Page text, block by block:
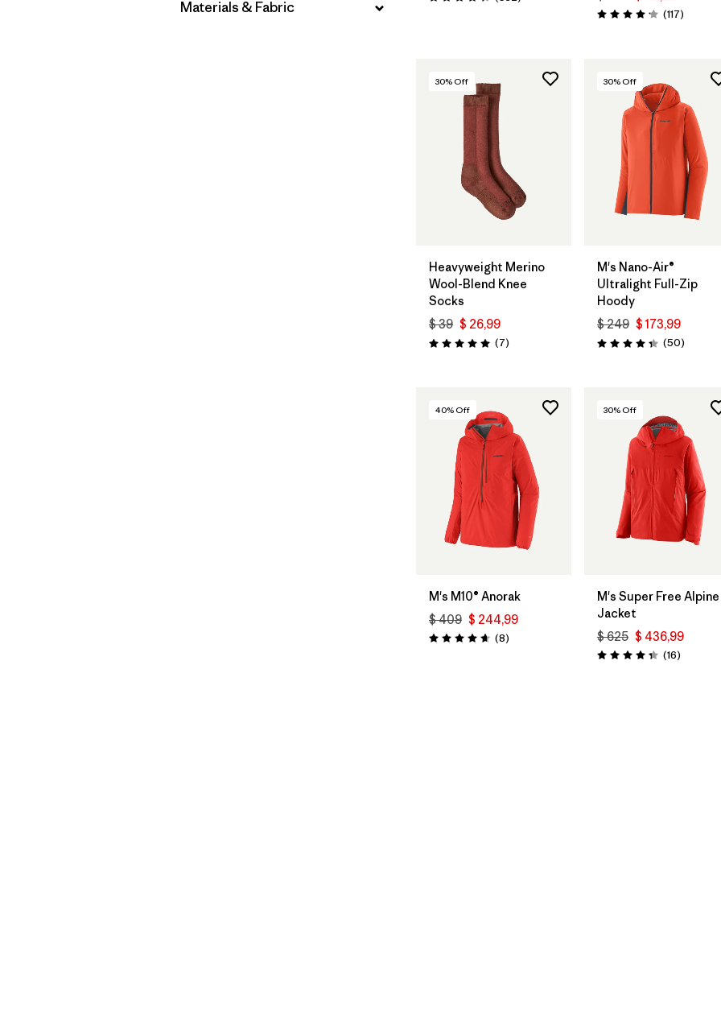
Filtrar por
Materials & Fabric Valoración: 4.4 / 5
Valoración: 4.2 / 5
(117)
30% Off
Heavyweight Merino
Wool-Blend Knee
Socks
$ 39 $ 26,99
Valoración: 5.0 / 5
(7Comentarios
)
30% Off
M's Nano-Air®
Ultralight Full-Zip
Hoody
$ 249 $ 173,99
Valoración: 4.3 / 5
(50)
40% Off
M's M10® Anorak
$ 409 $ 244,99
Valoración: 4.6 / 5
(8Comentarios
)
30% Off
M's Super Free Alpine
Jacket
$ 625 $ 436,99
Valoración: 4.3 / 5
(16)